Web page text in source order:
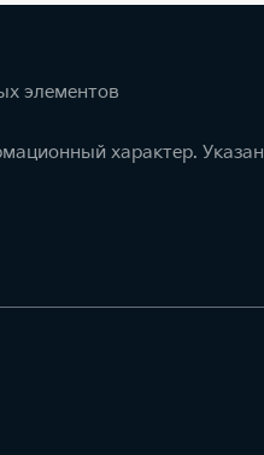
элементов
характер.